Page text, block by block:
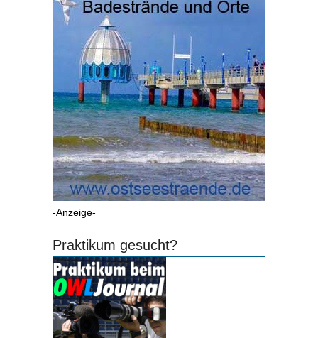
-Anzeige-
Praktikum gesucht?